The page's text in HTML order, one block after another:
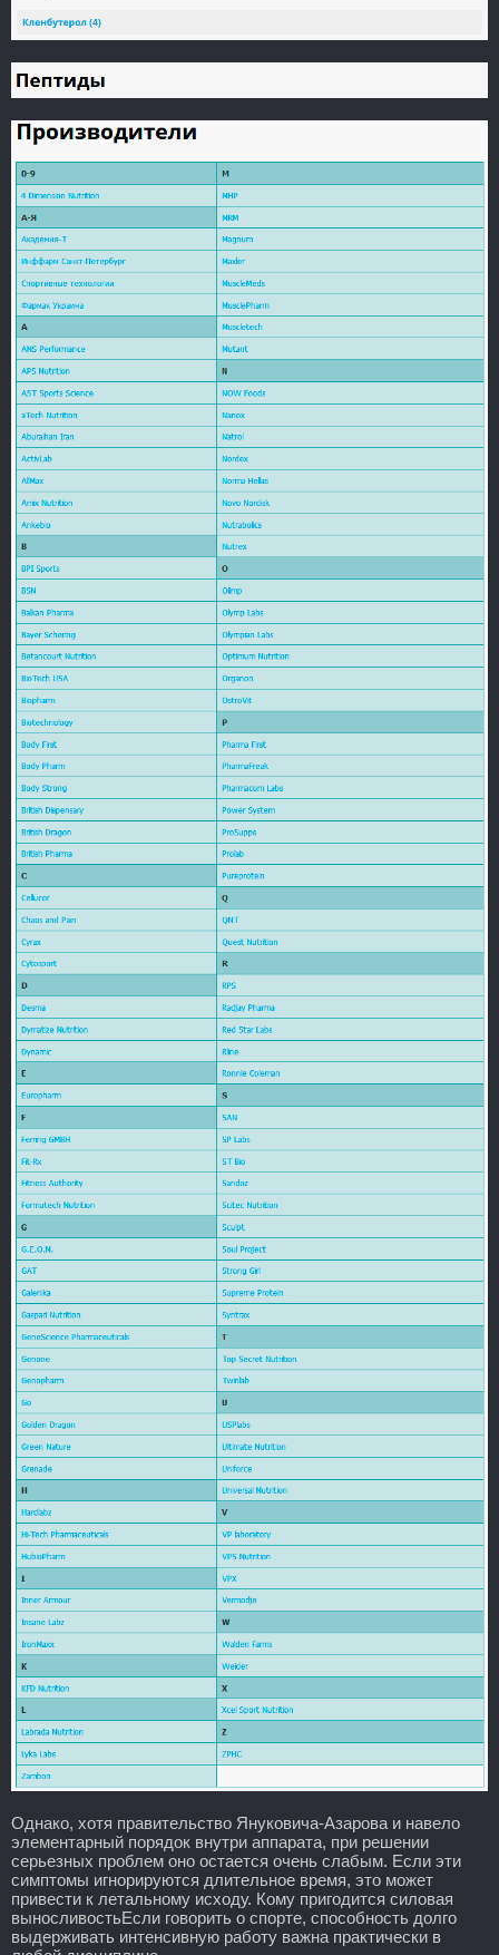
Однако, хотя правительство Януковича-Азарова и навело
элементарный порядок внутри аппарата, при решении
серьезных проблем оно остается очень слабым. Если эти
симптомы игнорируются длительное время, это может
привести к летальному исходу. Кому пригодится силовая
выносливостьЕсли говорить о спорте, способность долго
выдерживать интенсивную работу важна практически в